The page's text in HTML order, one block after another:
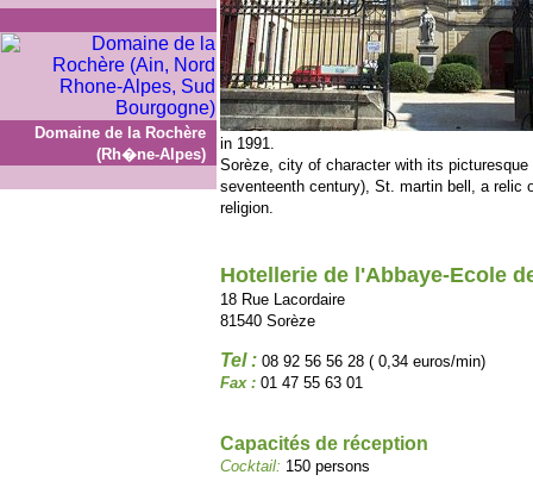
Domaine de la Rochère
(Rh�ne-Alpes)
in 1991.
Sorèze, city of character with its
seventeenth century), St. martin bell, a relic
religion.
Hotellerie de l'Abbaye-Ecole
18 Rue Lacordaire
81540 Sorèze
Tel : 08 92 56 56 28 ( 0,34 euros/min)
Fax : 01 47 55 63 01
Capacités de réception
Cocktail: 150 persons